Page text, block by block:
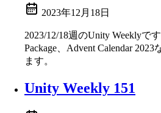
2023年12月18日
2023/12/18週のUnity Weeklyで
Package、Advent Calendar
ます。
Unity Weekly 151